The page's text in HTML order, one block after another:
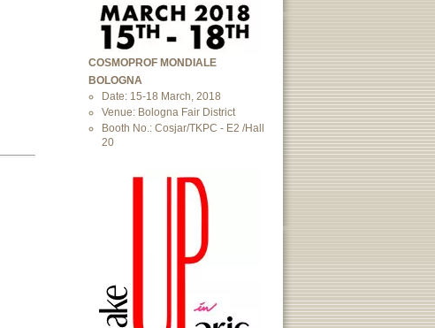
COSMOPROF MONDIALE
BOLOGNA
Date: 15-18 March, 2018
Venue: Bologna Fair District
Booth No.: Cosjar/TKPC - E2 /Hall
20